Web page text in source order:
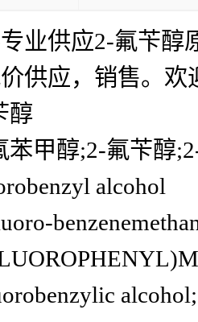
业供应2-氟苄醇
供应，销售。
醇
苯甲醇;2-氟苄醇
alcohol